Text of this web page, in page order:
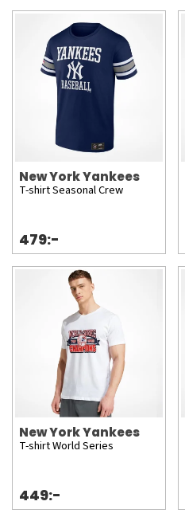
New York Yankees
T-shirt Seasonal Crew
479:-
New York Yankees
T-shirt World Series
449:-